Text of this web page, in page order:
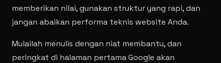
memberikan nilai, gunakan struktur yang rapi, dan
jangan abaikan performa teknis website Anda.
Mulailah menulis dengan niat membantu, dan
peringkat di halaman pertama Google akan